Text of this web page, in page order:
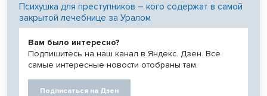
Психушка для преступников – кого содержат в самой
закрытой лечебнице за Уралом
Вам было интересно?
Подпишитесь на наш канал в Яндекс. Дзен. Все
самые интересные новости отобраны там.
Подписаться на Дзен